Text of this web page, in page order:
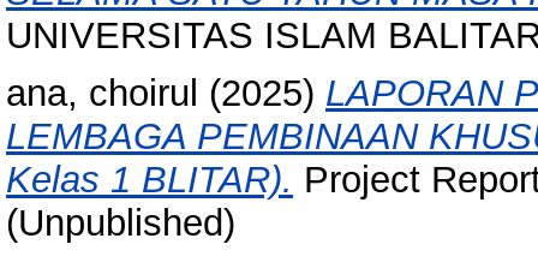
UNIVERSITAS ISLAM
ana, choirul (2025) LAPORAN
LEMBAGA PEMBINAAN
Kelas 1 BLITAR). Project
(Unpublished)